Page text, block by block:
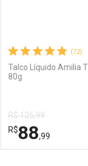
(72)
Talco Líquido Amilia
80g
R$ 125,99
R$88,99